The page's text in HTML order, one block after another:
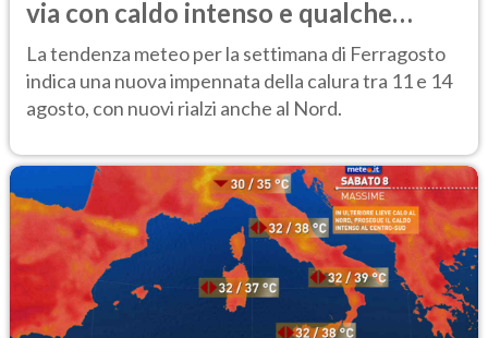
via con caldo intenso e qualche
temporale
La tendenza meteo per la settimana di Ferragosto
indica una nuova impennata della calura tra 11 e 14
agosto, con nuovi rialzi anche al Nord.